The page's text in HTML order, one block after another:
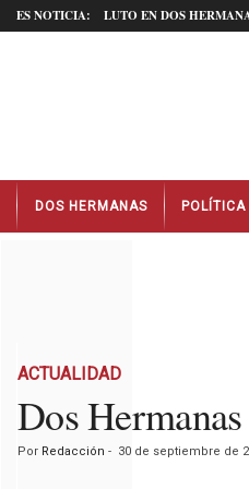
ES NOTICIA: LUTO EN DOS
t
DOS HERMANAS POLÍTICA
ACTUALIDAD
Dos
Por Redacción - 30 de septiembre de